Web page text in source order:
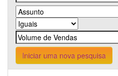
Iniciar uma nova pesquisa